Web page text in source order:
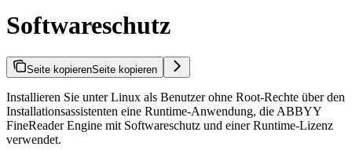
Softwareschutz
Seite kopierenSeite kopieren
Installieren Sie unter Linux als Benutzer ohne Root-Rechte über den
Installationsassistenten eine Runtime-Anwendung, die ABBYY
FineReader Engine mit Softwareschutz und einer Runtime-Lizenz
verwendet.